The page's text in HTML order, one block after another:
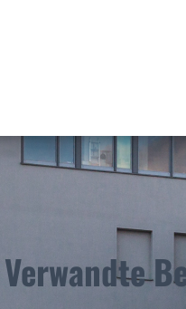
Verwandte